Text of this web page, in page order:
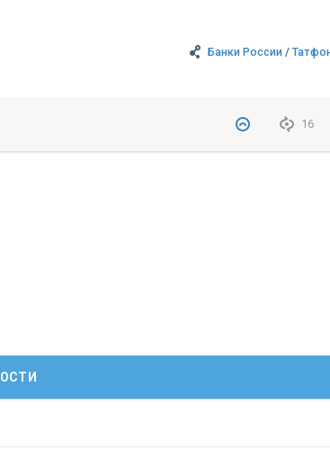
Банки России /
16